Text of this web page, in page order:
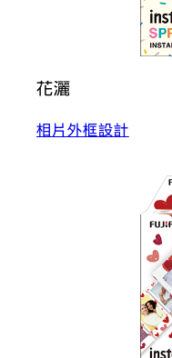
花灑
相片外框設計